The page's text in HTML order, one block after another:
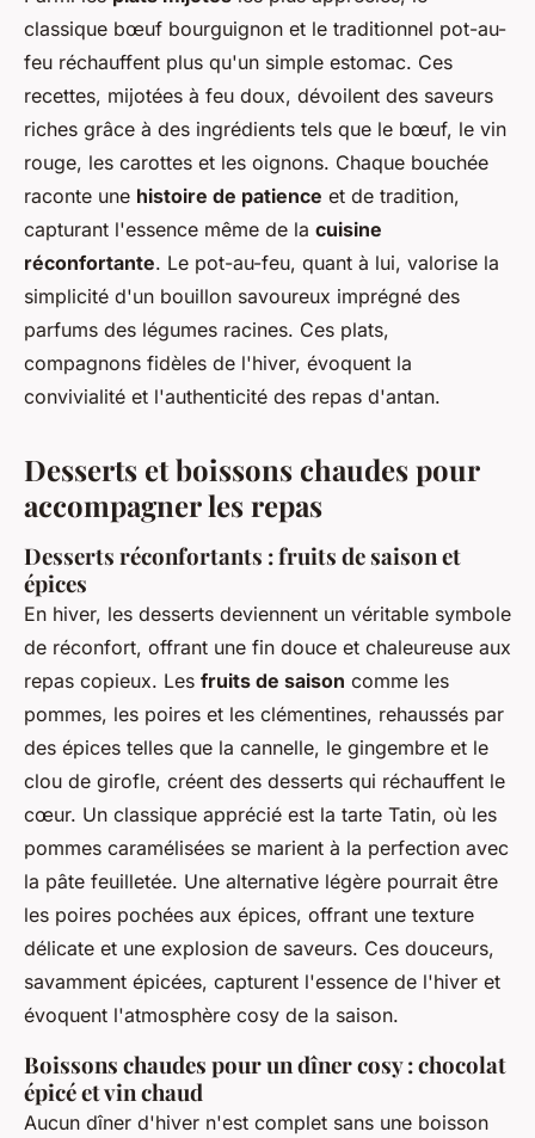
classique bœuf bourguignon et le traditionnel pot-au-
feu réchauffent plus qu'un simple estomac. Ces
recettes, mijotées à feu doux, dévoilent des saveurs
riches grâce à des ingrédients tels que le bœuf, le vin
rouge, les carottes et les oignons. Chaque bouchée
raconte une histoire de patience et de tradition,
capturant l'essence même de la cuisine
réconfortante. Le pot-au-feu, quant à lui, valorise la
simplicité d'un bouillon savoureux imprégné des
parfums des légumes racines. Ces plats,
compagnons fidèles de l'hiver, évoquent la
convivialité et l'authenticité des repas d'antan.
Desserts et boissons chaudes pour
accompagner les repas
Desserts réconfortants : fruits de saison et
épices
En hiver, les desserts deviennent un véritable symbole
de réconfort, offrant une fin douce et chaleureuse aux
repas copieux. Les fruits de saison comme les
pommes, les poires et les clémentines, rehaussés par
des épices telles que la cannelle, le gingembre et le
clou de girofle, créent des desserts qui réchauffent le
cœur. Un classique apprécié est la tarte Tatin, où les
pommes caramélisées se marient à la perfection avec
la pâte feuilletée. Une alternative légère pourrait être
les poires pochées aux épices, offrant une texture
délicate et une explosion de saveurs. Ces douceurs,
savamment épicées, capturent l'essence de l'hiver et
évoquent l'atmosphère cosy de la saison.
Boissons chaudes pour un dîner cosy : chocolat
épicé et vin chaud
Aucun dîner d'hiver n'est complet sans une boisson